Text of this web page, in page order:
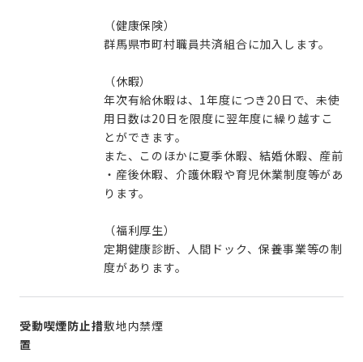
（健康保険）
群馬県市町村職員共済組合に加入します。
（休暇）
年次有給休暇は、1年度につき20日で、未使
用日数は20日を限度に翌年度に繰り越すこ
とができます。
また、このほかに夏季休暇、結婚休暇、産前
・産後休暇、介護休暇や育児休業制度等があ
ります。
（福利厚生）
定期健康診断、人間ドック、保養事業等の制
度があります。
受動喫煙防止措
置
敷地内禁煙